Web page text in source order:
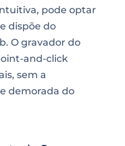
pode optar
dispõe do
O gravador do
and-click
sem a
demorada do